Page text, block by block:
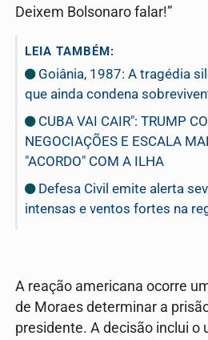
Deixem Bolsonaro falar!”
LEIA TAMBÉM:
Goiânia, 1987: A tragédia
que ainda condena
CUBA VAI CAIR": TRUMP
NEGOCIAÇÕES E ESCALA
"ACORDO" COM A ILHA
Defesa Civil emite alerta
intensas e ventos fortes na
A reação americana ocorre
de Moraes determinar a
presidente. A decisão inclui o